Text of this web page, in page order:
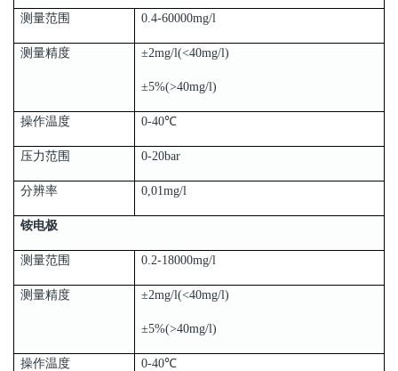
测量范围 0.4-60000mg/l
测量精度 ±2mg/l(<40mg/l)
±5%(>40mg/l)
操作温度 0-40℃
压力范围 0-20bar
分辨率 0,01mg/l
铵电极
测量范围 0.2-18000mg/l
测量精度 ±2mg/l(<40mg/l)
±5%(>40mg/l)
操作温度 0-40℃